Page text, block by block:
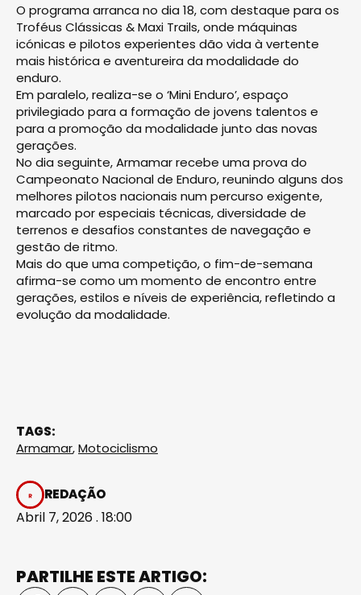
O programa arranca no dia 18, com destaque para os
Troféus Clássicas & Maxi Trails, onde máquinas
icónicas e pilotos experientes dão vida à vertente
mais histórica e aventureira da modalidade do
enduro.
Em paralelo, realiza-se o ‘Mini Enduro’, espaço
privilegiado para a formação de jovens talentos e
para a promoção da modalidade junto das novas
gerações.
No dia seguinte, Armamar recebe uma prova do
Campeonato Nacional de Enduro, reunindo alguns dos
melhores pilotos nacionais num percurso exigente,
marcado por especiais técnicas, diversidade de
terrenos e desafios constantes de navegação e
gestão de ritmo.
Mais do que uma competição, o fim-de-semana
afirma-se como um momento de encontro entre
gerações, estilos e níveis de experiência, refletindo a
evolução da modalidade.
TAGS:
Armamar,Motociclismo
REDAÇÃO
Abril 7, 2026 . 18:00
PARTILHE ESTE ARTIGO: